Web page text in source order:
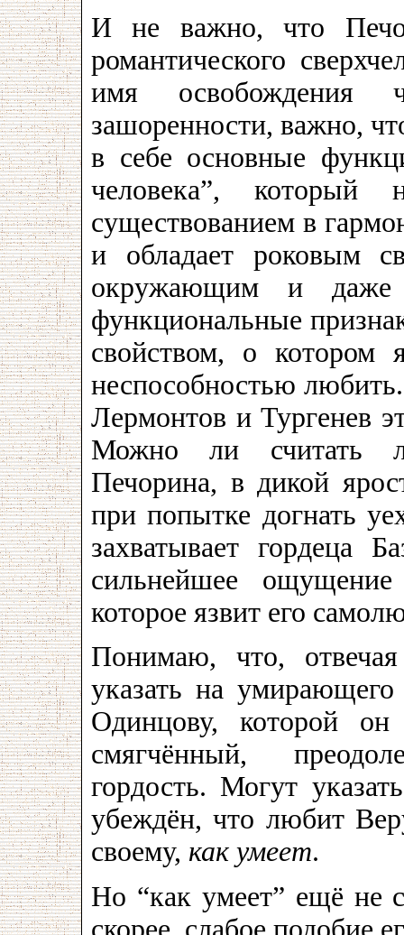
И не важно, что
романтического
имя освобождения
зашоренности, важно,
в себе основные
человека”, который
существованием в
и обладает роковым
окружающим и
функциональные
свойством, о котором
неспособностью
Лермонтов и Тургенев
Можно ли считать
Печорина, в дикой
при попытке догнать
захватывает гордеца
сильнейшее
которое язвит его
Понимаю, что,
указать на умирающего
Одинцову, которой
смягчённый,
гордость. Могут
убеждён, что любит
своему, как умеет.
Но “как умеет” ещё не